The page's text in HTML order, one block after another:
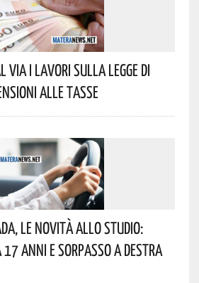
I Lavori Sulla Legge Di
Alle Tasse
Le Novità Allo Studio:
Anni E Sorpasso A Destra